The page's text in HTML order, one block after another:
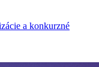
a konkurzné